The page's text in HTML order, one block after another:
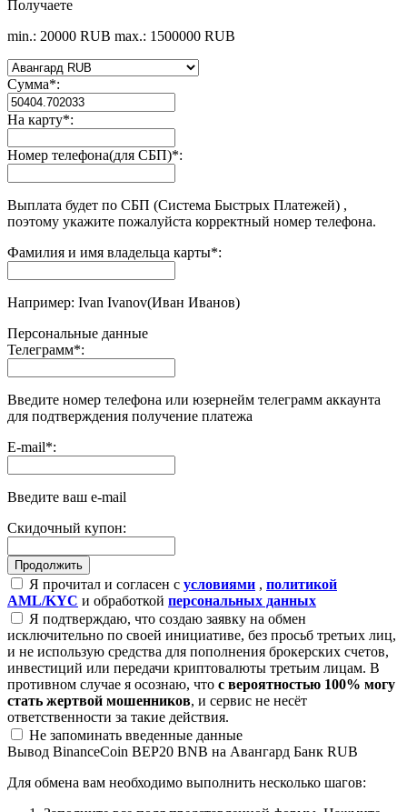
Получаете
min.: 20000 RUB max.: 1500000 RUB
Сумма*:
На карту*:
Номер телефона(для СБП)*:
Выплата будет по СБП (Система Быстрых Платежей) ,
поэтому укажите пожалуйста корректный номер телефона.
Фамилия и имя владельца карты*:
Например: Ivan Ivanov(Иван Иванов)
Персональные данные
Телеграмм*:
Введите номер телефона или юзернейм телеграмм аккаунта
для подтверждения получение платежа
E-mail*:
Введите ваш e-mail
Скидочный купон:
Я прочитал и согласен с условиями , политикой
AML/KYC и обработкой персональных данных
Я подтверждаю, что создаю заявку на обмен
исключительно по своей инициативе, без просьб третьих лиц,
и не использую средства для пополнения брокерских счетов,
инвестиций или передачи криптовалюты третьим лицам. В
противном случае я осознаю, что с вероятностью 100% могу
стать жертвой мошенников, и сервис не несёт
ответственности за такие действия.
Не запоминать введенные данные
Вывод BinanceCoin BEP20 BNB на Авангард Банк RUB
Для обмена вам необходимо выполнить несколько шагов: